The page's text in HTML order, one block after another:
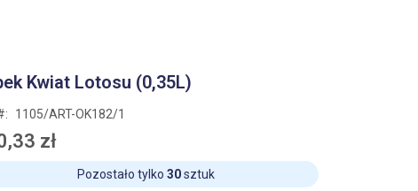
Kwiat Lotosu (0,35L)
1105/ART-OK182/1
zł
Pozostało tylko 30sztuk